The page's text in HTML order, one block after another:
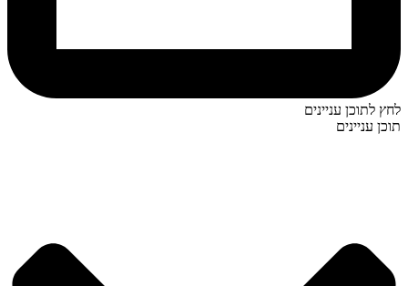
לחץ לתוכן עניינים
תוכן עניינים